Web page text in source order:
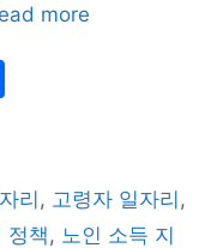
more
e리, 고령자 일자리 ,
정책, 노인 소득 지